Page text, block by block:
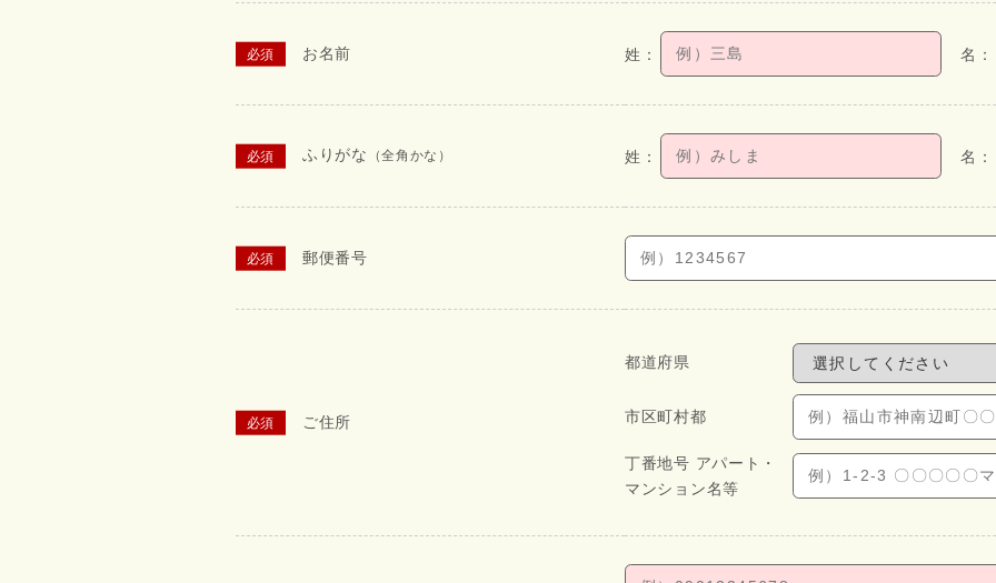
お名前
ふりがな （全角かな）
郵便番号
ご住所
都道府県
市区町村都
丁番地号 アパート・
マンション名等